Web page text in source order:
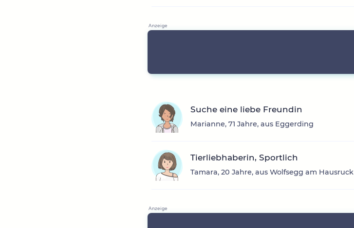
Suche eine liebe Freundin
Marianne, 71 Jahre, aus Eggerding
Tierliebhaberin, Sportlich
Tamara, 20 Jahre, aus Wolfsegg am Hausruck